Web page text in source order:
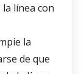
línea con
la
de que